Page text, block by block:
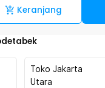
Keranjang
Toko Jakarta
Utara